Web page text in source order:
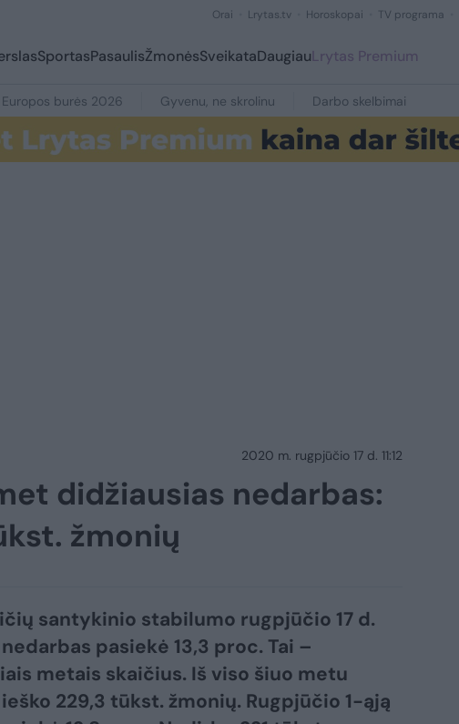
Orai Lrytas.tv Horoskopai TV programa
SportasPasaulisŽmonėsSveikataDaugiauLrytas Premium
Europos burės 2026 Gyvenu, ne skrolinu Darbo skelbimai
2020 m. rugpjūčio 17 d. 11:12
didžiausias nedarbas:
žmonių
santykinio stabilumo rugpjūčio 17 d.
pasiekė 13,3 proc. Tai –
metais skaičius. Iš viso šiuo metu
229,3 tūkst. žmonių. Rugpjūčio 1-ąją